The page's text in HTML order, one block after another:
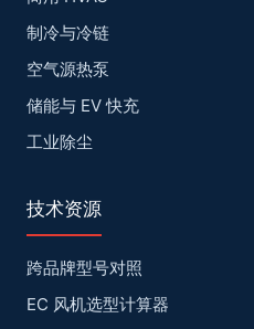
制冷与冷链
空气源热泵
储能与 EV 快充
工业除尘
技术资源
跨品牌型号对照
EC 风机选型计算器